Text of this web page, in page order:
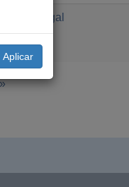
Senegal